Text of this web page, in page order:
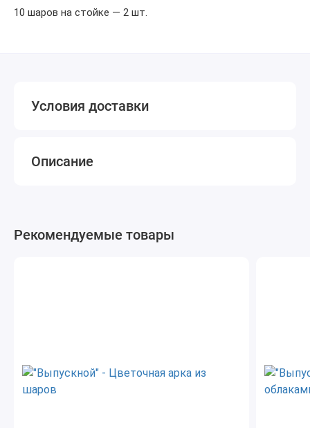
10 шаров на стойке — 2 шт.
Условия доставки
Описание
Рекомендуемые товары